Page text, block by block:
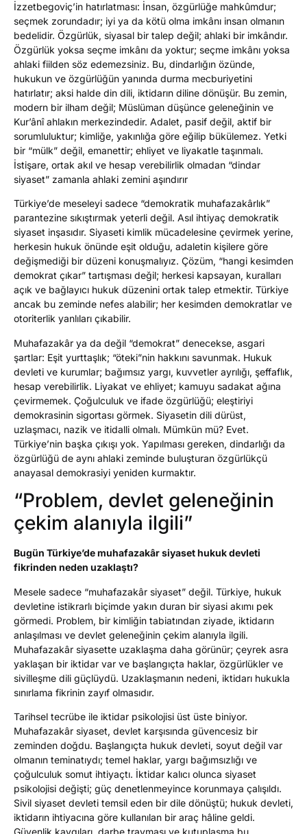
İzzetbegoviç’in hatırlatması: İnsan, özgürlüğe mahkûmdur;
seçmek zorundadır; iyi ya da kötü olma imkânı insan olmanın
bedelidir. Özgürlük, siyasal bir talep değil; ahlaki bir imkândır.
Özgürlük yoksa seçme imkânı da yoktur; seçme imkânı yoksa
ahlaki fiilden söz edemezsiniz. Bu, dindarlığın özünde,
hukukun ve özgürlüğün yanında durma mecburiyetini
hatırlatır; aksi halde din dili, iktidarın diline dönüşür. Bu zemin,
modern bir ilham değil; Müslüman düşünce geleneğinin ve
Kur’ânî ahlakın merkezindedir. Adalet, pasif değil, aktif bir
sorumluluktur; kimliğe, yakınlığa göre eğilip bükülemez. Yetki
bir “mülk” değil, emanettir; ehliyet ve liyakatle taşınmalı.
İstişare, ortak akıl ve hesap verebilirlik olmadan “dindar
siyaset” zamanla ahlaki zemini aşındırır
Türkiye’de meseleyi sadece “demokratik muhafazakârlık”
parantezine sıkıştırmak yeterli değil. Asıl ihtiyaç demokratik
siyaset inşasıdır. Siyaseti kimlik mücadelesine çevirmek yerine,
herkesin hukuk önünde eşit olduğu, adaletin kişilere göre
değişmediği bir düzeni konuşmalıyız. Çözüm, “hangi kesimden
demokrat çıkar” tartışması değil; herkesi kapsayan, kuralları
açık ve bağlayıcı hukuk düzenini ortak talep etmektir. Türkiye
ancak bu zeminde nefes alabilir; her kesimden demokratlar ve
otoriterlik yanlıları çıkabilir.
Muhafazakâr ya da değil “demokrat” denecekse, asgari
şartlar: Eşit yurttaşlık; “öteki”nin hakkını savunmak. Hukuk
devleti ve kurumlar; bağımsız yargı, kuvvetler ayrılığı, şeffaflık,
hesap verebilirlik. Liyakat ve ehliyet; kamuyu sadakat ağına
çevirmemek. Çoğulculuk ve ifade özgürlüğü; eleştiriyi
demokrasinin sigortası görmek. Siyasetin dili dürüst,
uzlaşmacı, nazik ve itidalli olmalı. Mümkün mü? Evet.
Türkiye’nin başka çıkışı yok. Yapılması gereken, dindarlığı da
özgürlüğü de aynı ahlaki zeminde buluşturan özgürlükçü
anayasal demokrasiyi yeniden kurmaktır.
“Problem, devlet geleneğinin
çekim alanıyla ilgili”
Bugün Türkiye’de muhafazakâr siyaset hukuk devleti
fikrinden neden uzaklaştı?
Mesele sadece “muhafazakâr siyaset” değil. Türkiye, hukuk
devletine istikrarlı biçimde yakın duran bir siyasi akımı pek
görmedi. Problem, bir kimliğin tabiatından ziyade, iktidarın
anlaşılması ve devlet geleneğinin çekim alanıyla ilgili.
Muhafazakâr siyasette uzaklaşma daha görünür; çeyrek asra
yaklaşan bir iktidar var ve başlangıçta haklar, özgürlükler ve
sivilleşme dili güçlüydü. Uzaklaşmanın nedeni, iktidarı hukukla
sınırlama fikrinin zayıf olmasıdır.
Tarihsel tecrübe ile iktidar psikolojisi üst üste biniyor.
Muhafazakâr siyaset, devlet karşısında güvencesiz bir
zeminden doğdu. Başlangıçta hukuk devleti, soyut değil var
olmanın teminatıydı; temel haklar, yargı bağımsızlığı ve
çoğulculuk somut ihtiyaçtı. İktidar kalıcı olunca siyaset
psikolojisi değişti; güç denetlenmeyince korunmaya çalışıldı.
Sivil siyaset devleti temsil eden bir dile dönüştü; hukuk devleti,
iktidarın ihtiyacına göre kullanılan bir araç hâline geldi.
Güvenlik kaygıları, darbe travması ve kutuplaşma bu